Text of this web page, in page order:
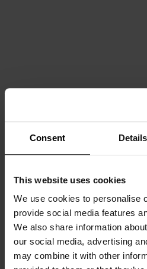
Consent Details
This website uses cookies
We use cookies to personalise
provide social media features
We also share information
our social media, advertising
may combine it with other